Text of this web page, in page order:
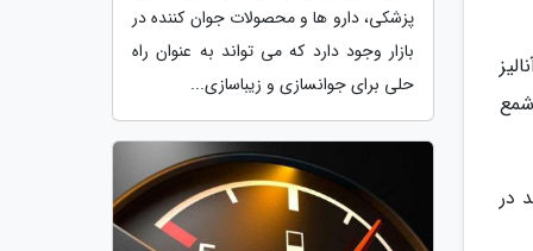
در
پزشکی، دارو ها و محصولات جوان کننده در
بازار وجود دارد که می تواند به عنوان راه
حلی برای جوانسازی و زیباسازی...